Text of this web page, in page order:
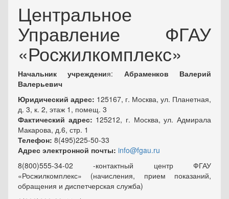
Центральное
Управление ФГАУ
«Росжилкомплекс»
Начальник учреждения: Абраменков Валерий
Валерьевич
Юридический адрес: 125167, г. Москва, ул. Планетная,
д. 3, к. 2, этаж 1, помещ. 3
Фактический адрес: 125212, г. Москва, ул. Адмирала
Макарова, д.6, стр. 1
Телефон: 8(495)225-50-33
Адрес электронной почты: info@fgau.ru
8(800)555-34-02 -контактный центр ФГАУ
«Росжилкомплекс» (начисления, прием показаний,
обращения и диспетчерская служба)